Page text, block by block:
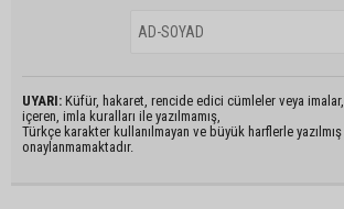
UYARI: Küfür, hakaret, rencide edici cümleler veya imalar,
içeren, imla kuralları ile yazılmamış,
Türkçe karakter kullanılmayan ve büyük harflerle
onaylanmamaktadır.